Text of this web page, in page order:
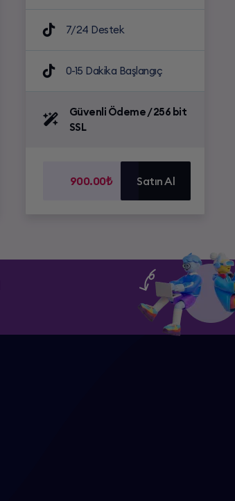
7/24 Destek
0-15 Dakika Başlangıç
Güvenli Ödeme / 256 bit
SSL
900.00₺ Satın Al